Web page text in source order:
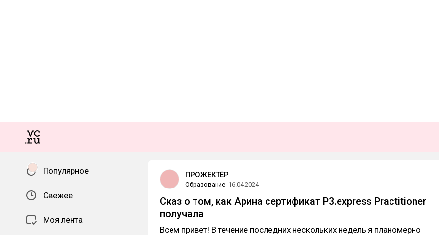
Популярное
Свежее
Моя лента
ПРОЖЕКТЁР
Образование 16.04.2024
Сказ о том, как Арина сертификат P3.express Practitioner
получала
Всем привет! В течение последних нескольких недель я планомерно